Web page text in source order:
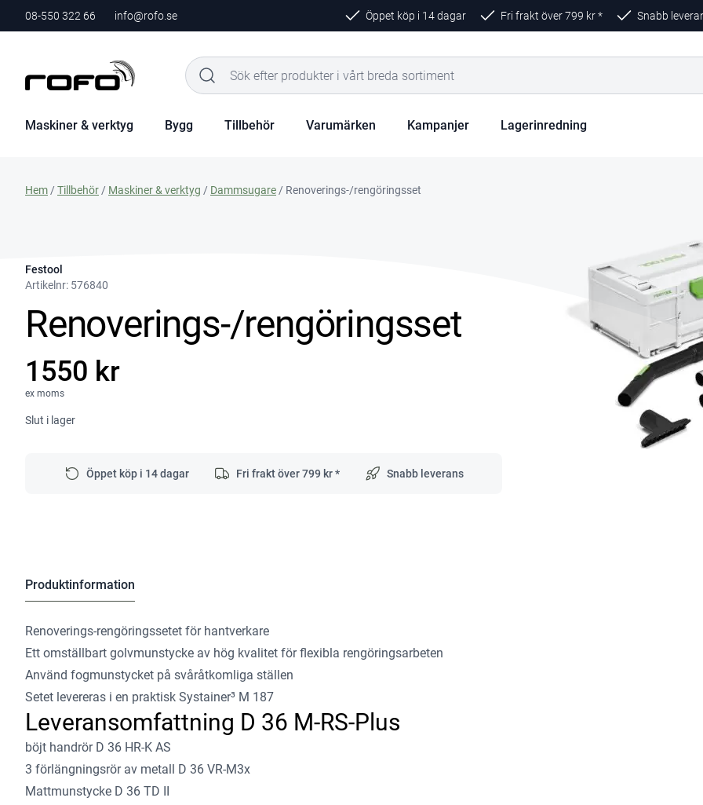
08-550 322 66 info@rofo.se Öppet köp i 14 dagar Fri frakt över799 kr * Snabb
Maskiner & verktyg Bygg Tillbehör Varumärken Kampanjer Lagerinredning
Hem /Tillbehör / Maskiner & verktyg / Dammsugare / Renoverings-/rengöringsset
Festool
Artikelnr: 576840
Renoverings-/rengöringsset
1550 kr
ex moms
Slut i lager
Öppet köp i 14 dagar Fri frakt över799 kr * Snabb leverans
Produktinformation
Renoverings-rengöringssetet för hantverkare
Ett omställbart golvmunstycke av hög kvalitet för flexibla rengöringsarbeten
Använd fogmunstycket på svåråtkomliga ställen
Setet levereras i en praktisk Systainer³ M 187
Leveransomfattning D 36 M-RS-Plus
böjt handrör D 36 HR-K AS
3 förlängningsrör av metall D 36 VR-M3x
Mattmunstycke D 36 TD II